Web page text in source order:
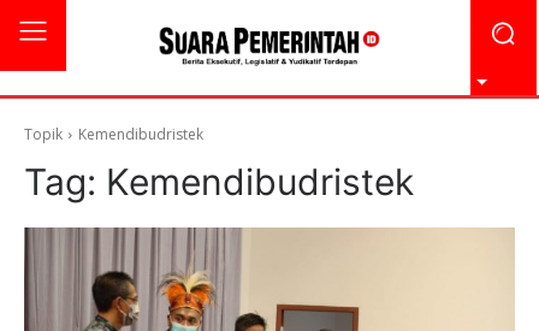
Topik Kemendibudristek
Tag: Kemendibudristek